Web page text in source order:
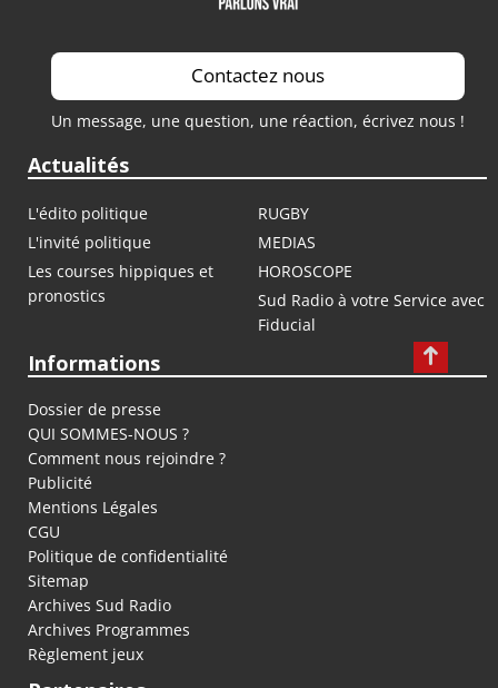
Contactez nous
Un message, une question, une réaction, écrivez nous !
Actualités
L'édito politique
RUGBY
L'invité politique
MEDIAS
Les courses hippiques et
pronostics
HOROSCOPE
Sud Radio à votre Service avec
Fiducial
Informations
Dossier de presse
QUI SOMMES-NOUS ?
Comment nous rejoindre ?
Publicité
Mentions Légales
CGU
Politique de confidentialité
Sitemap
Archives Sud Radio
Archives Programmes
Règlement jeux